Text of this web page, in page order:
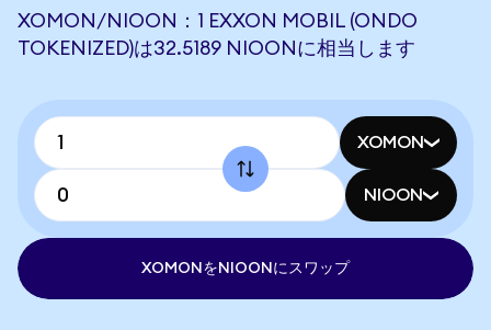
XOMON/NIOON：1 EXXON MOBIL (ONDO
TOKENIZED)は32.5189 NIOONに相当します
XOMON
NIOON
XOMONをNIOONにスワップ